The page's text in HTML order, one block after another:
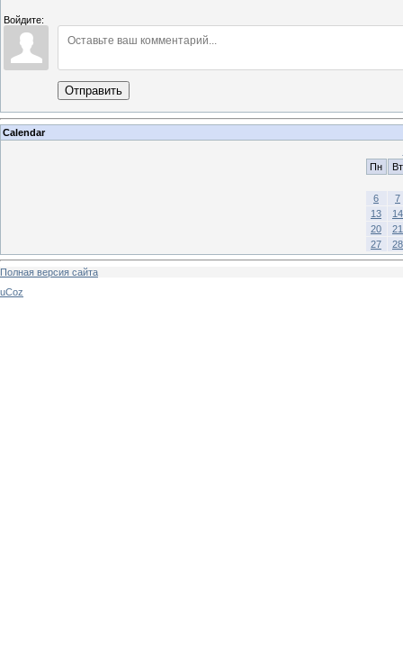
Войдите:
Отправить
Calendar
Пн
Вт
6
7
13
14
20
21
27
28
Полная версия сайта
uCoz